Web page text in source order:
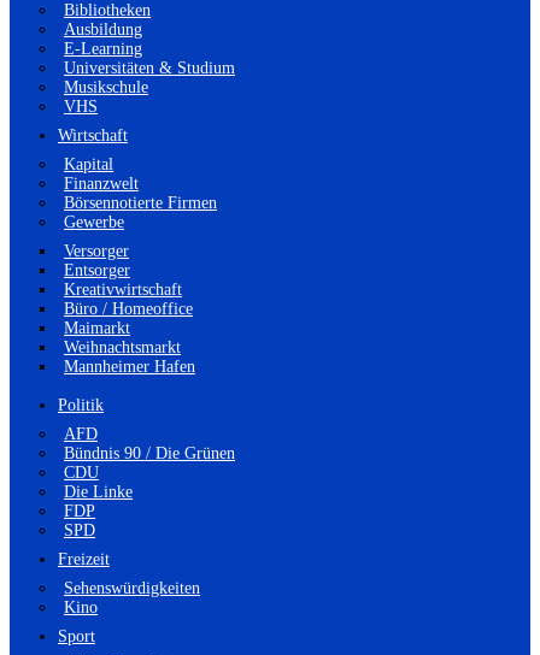
Bibliotheken
Ausbildung
E-Learning
Universitäten & Studium
Musikschule
VHS
Wirtschaft
Kapital
Finanzwelt
Börsennotierte Firmen
Gewerbe
Versorger
Entsorger
Kreativwirtschaft
Büro / Homeoffice
Maimarkt
Weihnachtsmarkt
Mannheimer Hafen
Politik
AFD
Bündnis 90 / Die Grünen
CDU
Die Linke
FDP
SPD
Freizeit
Sehenswürdigkeiten
Kino
Sport